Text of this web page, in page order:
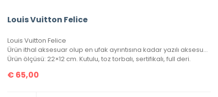
Louis Vuitton Felice
Louis Vuitton Felice
Ürün ithal aksesuar olup en ufak ayrıntısına kadar yazılı aksesuar takımına sahip. 1 adet bozuk para/kağıt para cüzdanı, 1 adet kartlık portatif içinde mevcuttur.
Ürün ölçüsü: 22×12 cm. Kutulu, toz torbalı, sertifikalı, full deri.
€ 65,00